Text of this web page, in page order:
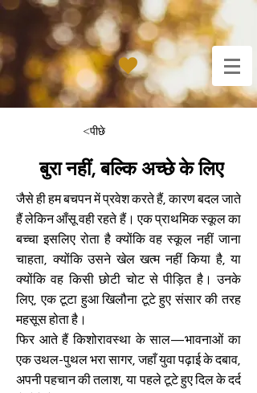
<पीछे
बुरा नहीं, बल्कि अच्छे के लिए
जैसे ही हम बचपन में प्रवेश करते हैं, कारण बदल जाते
हैं लेकिन आँसू वही रहते हैं। एक प्राथमिक स्कूल का
बच्चा इसलिए रोता है क्योंकि वह स्कूल नहीं जाना
चाहता, क्योंकि उसने खेल खत्म नहीं किया है, या
क्योंकि वह किसी छोटी चोट से पीड़ित है। उनके
लिए, एक टूटा हुआ खिलौना टूटे हुए संसार की तरह
महसूस होता है।
फिर आते हैं किशोरावस्था के साल—भावनाओं का
एक उथल-पुथल भरा सागर, जहाँ युवा पढ़ाई के दबाव,
अपनी पहचान की तलाश, या पहले टूटे हुए दिल के दर्द